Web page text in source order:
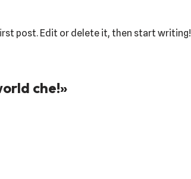
post. Edit or delete it, then start writing!
che!»